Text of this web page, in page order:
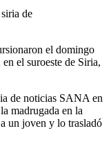
de
el domingo
el suroeste de Siria,
de noticias SANA en
madrugada en la
un joven y lo trasladó